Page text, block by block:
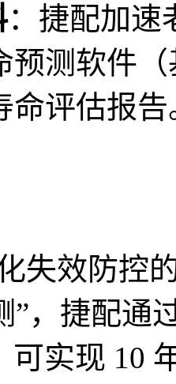
：捷配加速
预测软件
命评估报告
失效防控
”，捷配通
可实现 10